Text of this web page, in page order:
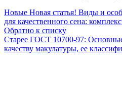
Новые Новая статья! Виды и
для качественного сена:
Обратно к списку
Старее ГОСТ 10700-97:
качеству макулатуры, ее